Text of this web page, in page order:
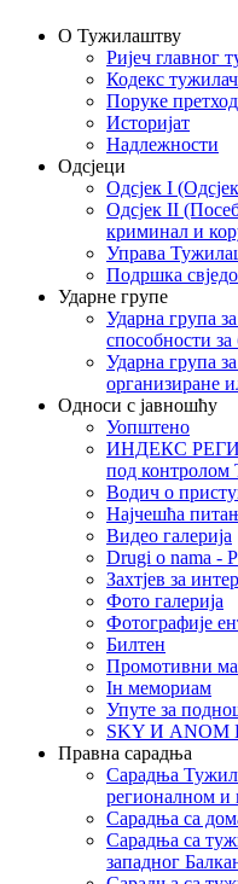
О Тужилаштву
Ријеч главног
Кодекс
Поруке
Историјат
Надлежности
Одсјеци
Одсјек I
Одсјек II
криминал и
Управа
Подршка
Ударне групе
Ударна група
способности
Ударна група
организиране
Односи с јавношћу
Уопштено
ИНДЕКС
под
Водич о
Најчешћа
Видео галерија
Drugi o nama -
Захтјев за
Фото галерија
Фотографије
Билтен
Промотивни
Iн мемориам
Упуте за
SKY И
Правна сарадња
Сарадња
регионалном и
Сарадња са
Сарадња са
западног